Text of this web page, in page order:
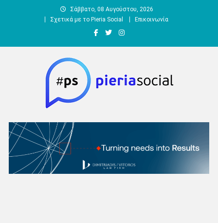
Σάββατο, 08 Αυγούστου, 2026
Σχετικά με το Pieria Social
Επικοινωνία
Pieria Social